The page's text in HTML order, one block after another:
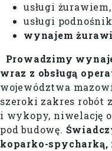
usługi żurawiem,
usługi
wynajem
Prowadzimy
wraz z obsługą
województwa
szeroki zakres robót
i wykopy, niwelację
pod budowę.
koparko-